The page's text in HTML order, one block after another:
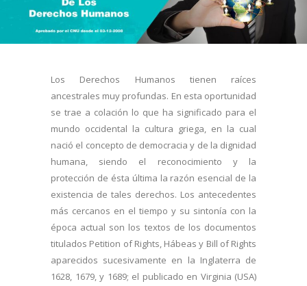
Los Derechos Humanos tienen raíces
ancestrales muy profundas. En esta oportunidad
se trae a colación lo que ha significado para el
mundo occidental la cultura griega, en la cual
nació el concepto de democracia y de la dignidad
humana, siendo el reconocimiento y la
protección de ésta última la razón esencial de la
existencia de tales derechos. Los antecedentes
más cercanos en el tiempo y su sintonía con la
época actual son los textos de los documentos
titulados Petition of Rights, Hábeas y Bill of Rights
aparecidos sucesivamente en la Inglaterra de
1628, 1679, y 1689; el publicado en Virginia (USA)